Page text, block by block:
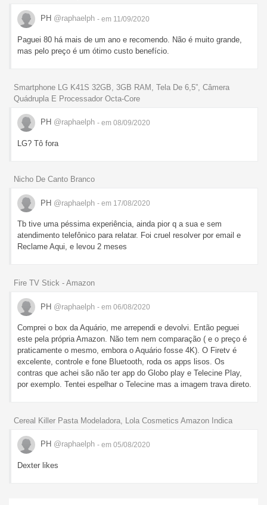
PH @raphaelph - em 11/09/2020
Paguei 80 há mais de um ano e recomendo. Não é muito grande,
mas pelo preço é um ótimo custo benefício.
Smartphone LG K41S 32GB, 3GB RAM, Tela De 6,5”, Câmera
Quádrupla E Processador Octa-Core
PH @raphaelph - em 08/09/2020
LG? Tô fora
Nicho De Canto Branco
PH @raphaelph - em 17/08/2020
Tb tive uma péssima experiência, ainda pior q a sua e sem
atendimento telefônico para relatar. Foi cruel resolver por email e
Reclame Aqui, e levou 2 meses
Fire TV Stick - Amazon
PH @raphaelph - em 06/08/2020
Comprei o box da Aquário, me arrependi e devolvi. Então peguei
este pela própria Amazon. Não tem nem comparação ( e o preço é
praticamente o mesmo, embora o Aquário fosse 4K). O Firetv é
excelente, controle e fone Bluetooth, roda os apps lisos. Os
contras que achei são não ter app do Globo play e Telecine Play,
por exemplo. Tentei espelhar o Telecine mas a imagem trava direto.
Cereal Killer Pasta Modeladora, Lola Cosmetics Amazon Indica
PH @raphaelph - em 05/08/2020
Dexter likes